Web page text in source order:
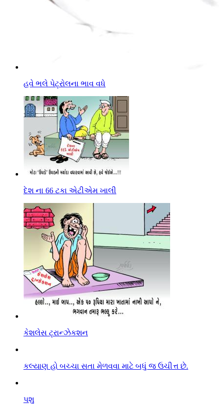
હવે ભલે પેટ્રોલના ભાવ વધે
દેશ ના 66 ટકા એટીએમ ખાલી
કેશલેસ ટ્રાન્ઝેકશન
કલ્યાણ હો બચ્ચા સતા મેળવવા માટે બધું જ ઉચીત્ત છે.
પશુ